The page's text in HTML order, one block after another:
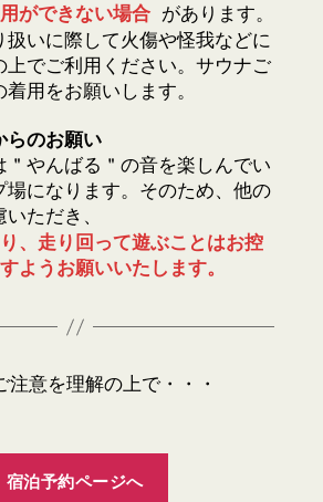
ができない場合 があります。
扱いに際して火傷や怪我などに
上でご利用ください。サウナご
用をお願いします。
らのお願い
＂やんばる＂の音を楽しんでい
場になります。そのため、他の
ただき、
、走り回って遊ぶことはお控
ようお願いいたします。
注意を理解の上で・・・
宿泊予約ページへ